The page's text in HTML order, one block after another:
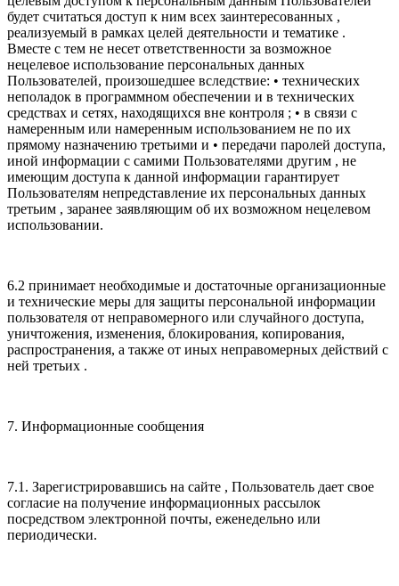
будет считаться доступ к ним всех заинтересованных ,
реализуемый в рамках целей деятельности и тематике .
Вместе с тем не несет ответственности за возможное
нецелевое использование персональных данных
Пользователей, произошедшее вследствие: • технических
неполадок в программном обеспечении и в технических
средствах и сетях, находящихся вне контроля ; • в связи с
намеренным или намеренным использованием не по их
прямому назначению третьими и • передачи паролей доступа,
иной информации с самими Пользователями другим , не
имеющим доступа к данной информации гарантирует
Пользователям непредставление их персональных данных
третьим , заранее заявляющим об их возможном нецелевом
использовании.
6.2 принимает необходимые и достаточные организационные
и технические меры для защиты персональной информации
пользователя от неправомерного или случайного доступа,
уничтожения, изменения, блокирования, копирования,
распространения, а также от иных неправомерных действий с
ней третьих .
7. Информационные сообщения
7.1. Зарегистрировавшись на сайте , Пользователь дает свое
согласие на получение информационных рассылок
посредством электронной почты, еженедельно или
периодически.